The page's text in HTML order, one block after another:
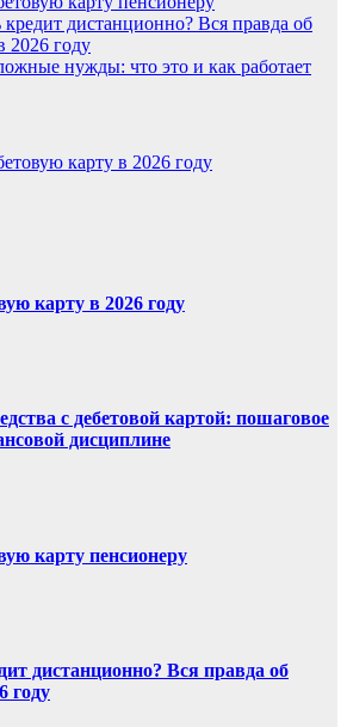
дистанционно? Вся правда об
2026 году
нужды: что это и как работает
карту в 2026 году
карту в 2026 году
с дебетовой картой: пошаговое
дисциплине
карту пенсионеру
дистанционно? Вся правда об
году